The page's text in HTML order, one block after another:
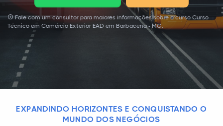
Fale com um consultor para maiores informações sobre o curso Curso
Técnico em Comércio Exterior EAD em Barbacena - MG.
EXPANDINDO HORIZONTES E CONQUISTANDO O
MUNDO DOS NEGÓCIOS